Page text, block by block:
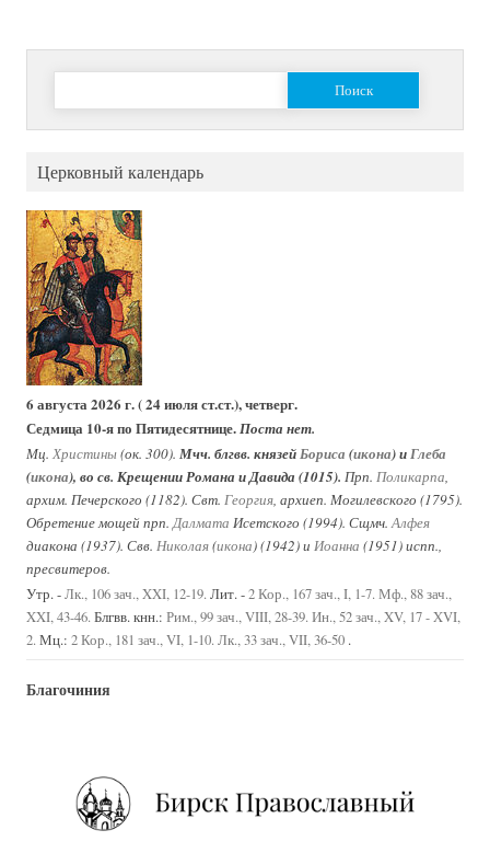
Найти:
Церковный календарь
6 августа 2026 г. ( 24 июля ст.ст.), четверг.
Седмица 10-я по Пятидесятнице.Поста нет.
Мц. Христины(ок. 300). Мчч. блгвв. князейБориса (икона) иГлеба
(икона), во св. Крещении Романа и Давида (1015). Прп. Поликарпа,
архим. Печерского (1182). Свт. Георгия, архиеп. Могилевского (1795).
Обретение мощей прп.Далмата Исетского (1994). Сщмч.Алфея
диакона (1937). Свв. Николая(икона) (1942) и Иоанна (1951) испп.,
пресвитеров.
Утр. -Лк., 106 зач., XXI, 12-19. Лит. -2 Кор., 167 зач., I, 1-7. Мф., 88 зач.,
XXI, 43-46. Блгвв. кнн.: Рим., 99 зач., VIII, 28-39. Ин., 52 зач., XV, 17 - XVI,
2. Мц.: 2 Кор., 181 зач., VI, 1-10. Лк., 33 зач., VII, 36-50 .
Благочиния